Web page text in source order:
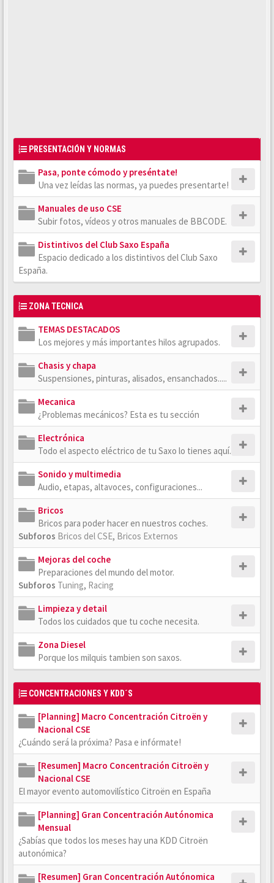
PRESENTACIÓN Y NORMAS
Pasa, ponte cómodo y preséntate!
Una vez leídas las normas, ya puedes presentarte!
Manuales de uso CSE
Subir fotos, vídeos y otros manuales de BBCODE.
Distintivos del Club Saxo España
Espacio dedicado a los distintivos del Club Saxo
España.
ZONA TECNICA
TEMAS DESTACADOS
Los mejores y más importantes hilos agrupados.
Chasis y chapa
Suspensiones, pinturas, alisados, ensanchados.....
Mecanica
¿Problemas mecánicos? Esta es tu sección
Electrónica
Todo el aspecto eléctrico de tu Saxo lo tienes aquí.
Sonido y multimedia
Audio, etapas, altavoces, configuraciones...
Bricos
Bricos para poder hacer en nuestros coches.
Subforos Bricos del CSE, Bricos Externos
Mejoras del coche
Preparaciones del mundo del motor.
Subforos Tuning, Racing
Limpieza y detail
Todos los cuidados que tu coche necesita.
Zona Diesel
Porque los milquis tambien son saxos.
CONCENTRACIONES Y KDD´S
[Planning] Macro Concentración Citroën y
Nacional CSE
¿Cuándo será la próxima? Pasa e infórmate!
[Resumen] Macro Concentración Citroën y
Nacional CSE
El mayor evento automovilístico Citroën en España
[Planning] Gran Concentración Autónomica
Mensual
¿Sabías que todos los meses hay una KDD Citroën
autonómica?
[Resumen] Gran Concentración Autónomica